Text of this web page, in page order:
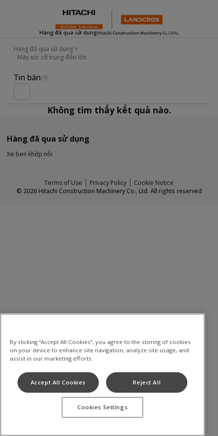
Hàng đã qua sử dụng
Hàng đã qua sử dụng >
Máy xúc cỡ trung đến lớn
Used Inventory For Sale
Tin bán(0)
Không tìm thấy kết quả nào.
Hàng đã qua sử dụng
Xe ben khớp nối
Terms of Use Privacy Policy
Cookie Notice
© 2026Hitachi Construction Machinery Co., Ltd. All rights reserved
By clicking “Accept All Cookies”, you agree to the storing of cookies
on your device to enhance site navigation, analyze site usage, and
assist in our marketing efforts.
Accept All Cookies Reject All
Cookies Settings